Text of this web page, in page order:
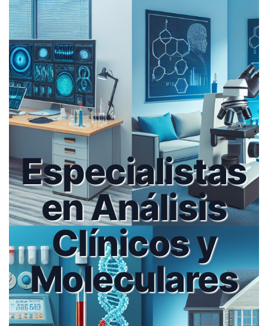
Especialistas
en Análisis
Clínicos y
Moleculares